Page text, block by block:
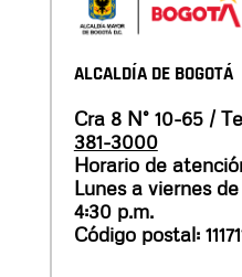
ALCALDÍA DE BOGOTÁ
Cra 8 N° 10-65 /
381-3000
Horario de
Lunes a viernes
4:30 p.m.
Código postal: